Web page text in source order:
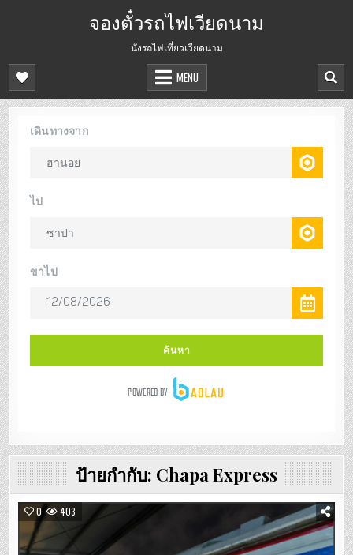
จองตั๋วรถไฟเวียดนาม
นั่งรถไฟเที่ยวเวียดนาม
MENU
ป้ายกำกับ: Chapa Express
0 403